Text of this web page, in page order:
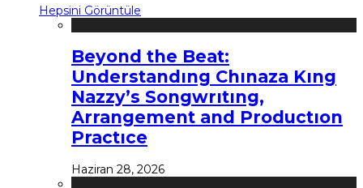
Hepsini Görüntüle
Beyond the Beat:
Understandıng Chınaza Kıng
Nazzy’s Songwrıtıng,
Arrangement and Productıon
Practıce
Haziran 28, 2026